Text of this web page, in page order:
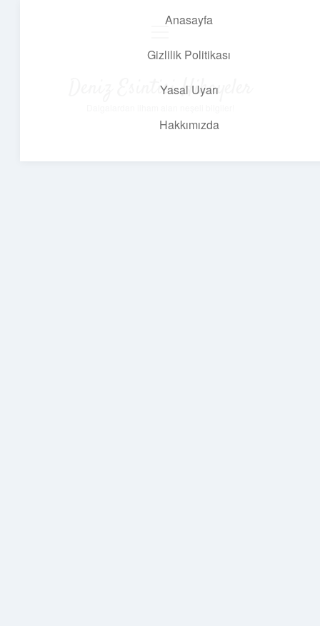
Anasayfa
Gizlilik Politikası
Yasal Uyarı
Hakkımızda
Deniz Esintisi Hikayeler